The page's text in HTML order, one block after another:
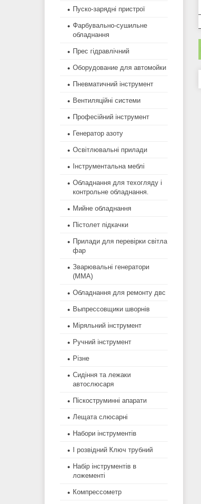
Пуско-зарядні пристрої
Фарбувально-сушильне
обладнання
Прес гідравлічний
Оборудование для автомойки
Пневматичний інструмент
Вентиляційні системи
Професійний інструмент
Генератор азоту
Освітлювальні прилади
Інструментальна меблі
Обладнання для техогляду і
контрольне обладнання.
Мийне обладнання
Пістолет підкачки
Прилади для перевірки світла
фар
Зварювальні генератори
(MMA)
Обладнання для ремонту двс
Выпрессовщики шворнів
Міряльний інструмент
Ручний інструмент
Різне
Сидіння та лежаки
автослюсаря
Піскоструминні апарати
Лещата слюсарні
Набори інструментів
І розвідний Ключ трубний
Набір інструментів в
ложементі
Компрессометр